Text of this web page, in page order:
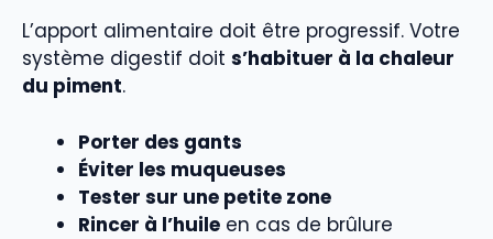
L’apport alimentaire doit être progressif. Votre
système digestif doit s’habituer à la chaleur
du piment.
Porter des gants
Éviter les muqueuses
Tester sur une petite zone
Rincer à l’huile en cas de brûlure